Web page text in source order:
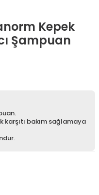
Kepek
Şampuan
karşıtı bakım sağlamaya